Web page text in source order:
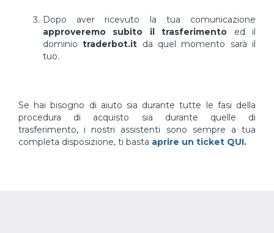
Dopo aver ricevuto la tua comunicazione
approveremo subito il trasferimento ed il
dominiotraderbot.it da quel momento sarà il
tuo.
Se hai bisogno di aiuto sia durante tutte le fasi della
procedura di acquisto sia durante quelle di
trasferimento, i nostri assistenti sono sempre a tua
completa disposizione, ti basta aprire un ticket QUI.